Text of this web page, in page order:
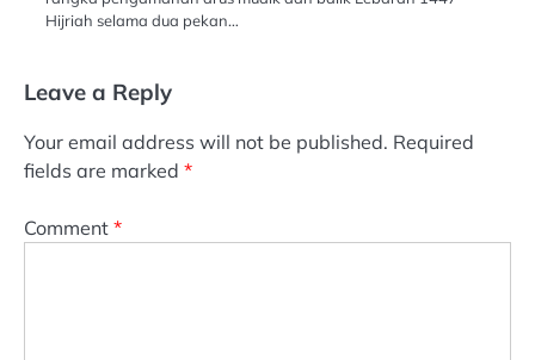
Hijriah selama dua pekan…
Leave a Reply
Your email address will not be published. Required
fields are marked *
Comment *